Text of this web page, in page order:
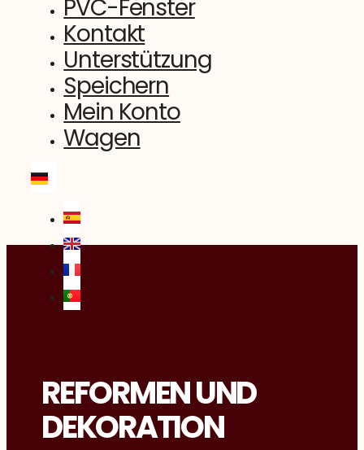
PVC-Fenster
Kontakt
Unterstützung
Speichern
Mein Konto
Wagen
REFORMEN UND
DEKORATION